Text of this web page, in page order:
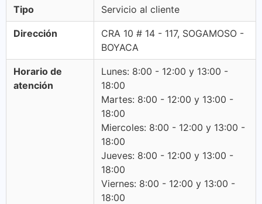
Tipo Servicio al cliente
Dirección
CRA 10 # 14 - 117, SOGAMOSO -
BOYACA
Horario de
atención
Lunes: 8:00 - 12:00 y 13:00 -
18:00
Martes: 8:00 - 12:00 y 13:00 -
18:00
Miercoles: 8:00 - 12:00 y 13:00 -
18:00
Jueves: 8:00 - 12:00 y 13:00 -
18:00
Viernes: 8:00 - 12:00 y 13:00 -
18:00